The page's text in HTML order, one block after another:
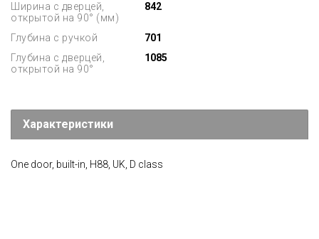
Ширина с дверцей,
открытой на 90° (мм)
842
Глубина с ручкой
701
Глубина с дверцей,
открытой на 90°
1085
Характеристики
One door, built-in, H88, UK, D class